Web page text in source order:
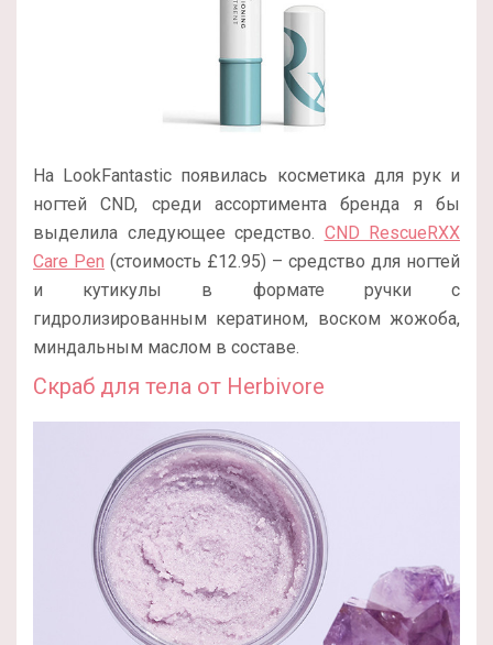
На LookFantastic появилась косметика для рук и
ногтей CND, среди ассортимента бренда я бы
выделила следующее средство. CND RescueRXX
Care Pen (стоимость £12.95) – средство для ногтей
и кутикулы в формате ручки с
гидролизированным кератином, воском жожоба,
миндальным маслом в составе.
Скраб для тела от Herbivore